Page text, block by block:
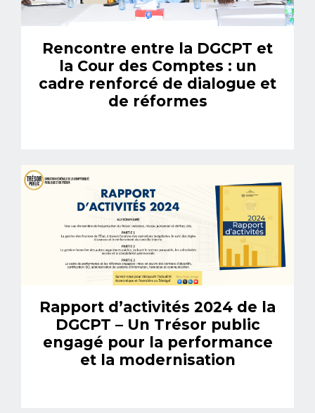
Rencontre entre la DGCPT et
la Cour des Comptes : un
cadre renforcé de dialogue et
de réformes
Rapport d’activités 2024 de la
DGCPT – Un Trésor public
engagé pour la performance
et la modernisation